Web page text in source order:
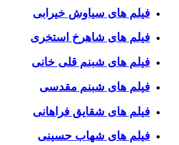
فیلم های سیاوش خیرابی
فیلم های شاهرخ استخری
فیلم های شبنم قلی خانی
فیلم های شبنم مقدسی
فیلم های شقایق فراهانی
فیلم های شهاب حسینی